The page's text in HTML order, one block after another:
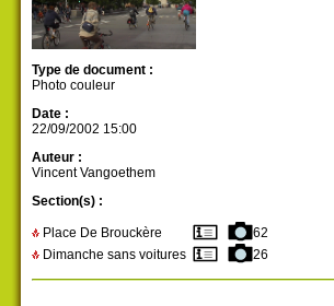
Type de document :
Photo couleur
Date :
22/09/2002 15:00
Auteur :
Vincent Vangoethem
Section(s) :
Place De Brouckère
62
Dimanche sans voitures
26